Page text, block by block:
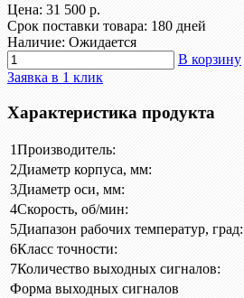
Цена: 31 500 р.
Срок поставки товара: 180 дней
Наличие: Ожидается
В корзину
Заявка в 1 клик
Характеристика продукта
1Производитель:
2Диаметр корпуса, мм:
3Диаметр оси, мм:
4Скорость, об/мин:
5Диапазон рабочих температур, град:
6Класс точности:
7Количество выходных сигналов:
Форма выходных сигналов